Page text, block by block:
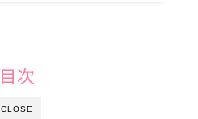
CLOSE
目次